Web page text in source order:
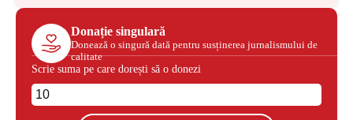
Donație singulară
Donează o singură dată pentru susținerea jurnalismului de
calitate
Scrie suma pe care dorești să o donezi